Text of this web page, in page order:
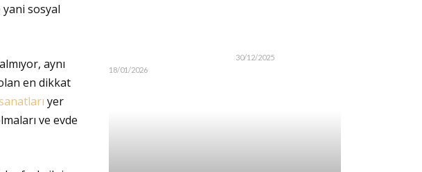
sosyal
aynı
en dikkat
yer
ve evde
18/01/2026
30/12/2025